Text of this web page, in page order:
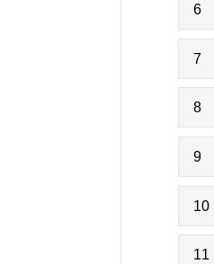
6
7
8
9
10
11